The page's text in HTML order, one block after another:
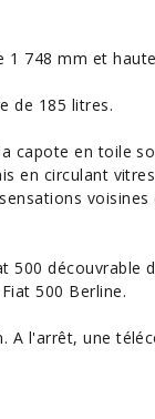
1 748 mm et
de 185 litres.
capote en toile
en circulant
500 découvrable
500 Berline.
A l'arrêt, une